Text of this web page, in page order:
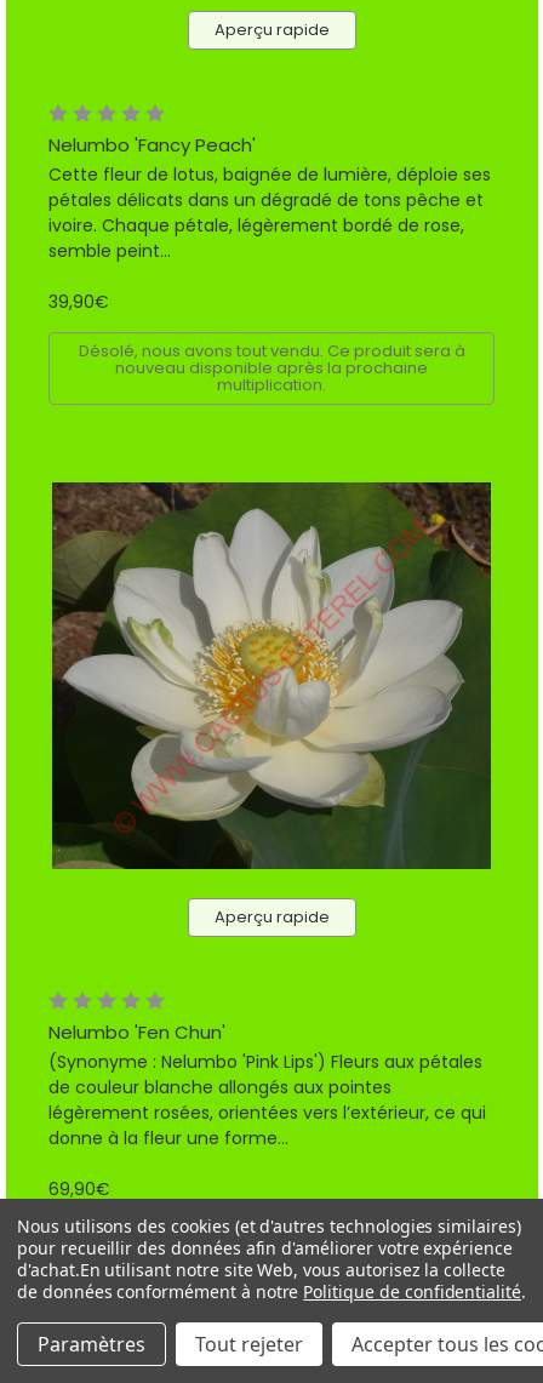
Aperçu rapide
Nelumbo 'Fancy Peach'
Cette fleur de lotus, baignée de lumière, déploie ses
pétales délicats dans un dégradé de tons pêche et
ivoire. Chaque pétale, légèrement bordé de rose,
semble peint...
39,90€
Désolé, nous avons tout vendu. Ce produit sera à
nouveau disponible après la prochaine
multiplication.
Aperçu rapide
Nelumbo 'Fen Chun'
(Synonyme : Nelumbo 'Pink Lips') Fleurs aux pétales
de couleur blanche allongés aux pointes
légèrement rosées, orientées vers l’extérieur, ce qui
donne à la fleur une forme...
69,90€
Précédent 1 2 3 4 5 6 7 8
9
10
11 Suivant
Nous utilisons des cookies (et d'autres technologies similaires)
pour recueillir des données afin d'améliorer votre expérience
d'achat.En utilisant notre site Web, vous autorisez la collecte
de données conformément à notre Politique de confidentialité.
Paramètres Tout rejeter Accepter tous les